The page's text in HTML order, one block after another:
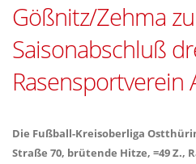
Gößnitz/Zehma
Saisonabschluß
Rasensportverein
Die Fußball-Kreisoberliga
Straße 70, brütende Hitze, =49 Z.,